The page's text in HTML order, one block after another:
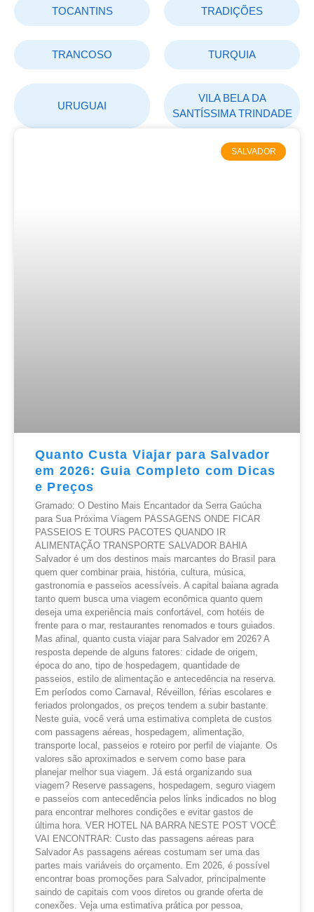
TOCANTINS TRADIÇÕES
TRANCOSO TURQUIA
URUGUAI
VILA BELA DA
SANTÍSSIMA TRINDADE
SALVADOR
Quanto Custa Viajar para Salvador
em 2026: Guia Completo com Dicas
e Preços
Gramado: O Destino Mais Encantador da Serra Gaúcha
para Sua Próxima Viagem PASSAGENS ONDE FICAR
PASSEIOS E TOURS PACOTES QUANDO IR
ALIMENTAÇÃO TRANSPORTE SALVADOR BAHIA
Salvador é um dos destinos mais marcantes do Brasil para
quem quer combinar praia, história, cultura, música,
gastronomia e passeios acessíveis. A capital baiana agrada
tanto quem busca uma viagem econômica quanto quem
deseja uma experiência mais confortável, com hotéis de
frente para o mar, restaurantes renomados e tours guiados.
Mas afinal, quanto custa viajar para Salvador em 2026? A
resposta depende de alguns fatores: cidade de origem,
época do ano, tipo de hospedagem, quantidade de
passeios, estilo de alimentação e antecedência na reserva.
Em períodos como Carnaval, Réveillon, férias escolares e
feriados prolongados, os preços tendem a subir bastante.
Neste guia, você verá uma estimativa completa de custos
com passagens aéreas, hospedagem, alimentação,
transporte local, passeios e roteiro por perfil de viajante. Os
valores são aproximados e servem como base para
planejar melhor sua viagem. Já está organizando sua
viagem? Reserve passagens, hospedagem, seguro viagem
e passeios com antecedência pelos links indicados no blog
para encontrar melhores condições e evitar gastos de
última hora. VER HOTEL NA BARRA NESTE POST VOCÊ
VAI ENCONTRAR: Custo das passagens aéreas para
Salvador As passagens aéreas costumam ser uma das
partes mais variáveis do orçamento. Em 2026, é possível
encontrar boas promoções para Salvador, principalmente
saindo de capitais com voos diretos ou grande oferta de
conexões. Veja uma estimativa prática por pessoa,